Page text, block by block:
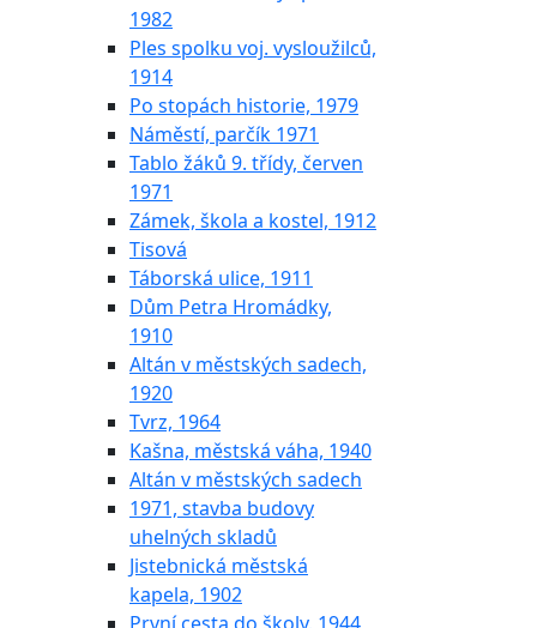
1982
Ples spolku voj. vysloužilců,
1914
Po stopách historie, 1979
Náměstí, parčík 1971
Tablo žáků 9. třídy, červen
1971
Zámek, škola a kostel, 1912
Tisová
Táborská ulice, 1911
Dům Petra Hromádky,
1910
Altán v městských sadech,
1920
Tvrz, 1964
Kašna, městská váha, 1940
Altán v městských sadech
1971, stavba budovy
uhelných skladů
Jistebnická městská
kapela, 1902